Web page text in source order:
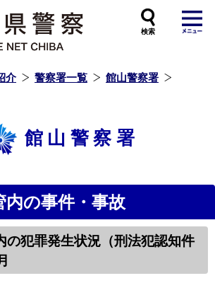
介 警察署一覧
館山警察署
館山警察署
内の事件・事故
の犯罪発生状況（刑法犯認知件